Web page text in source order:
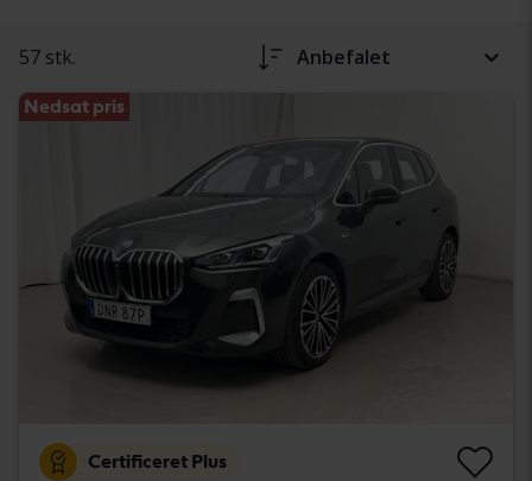
57 stk. Anbefalet
Nedsat pris
Certificeret Plus